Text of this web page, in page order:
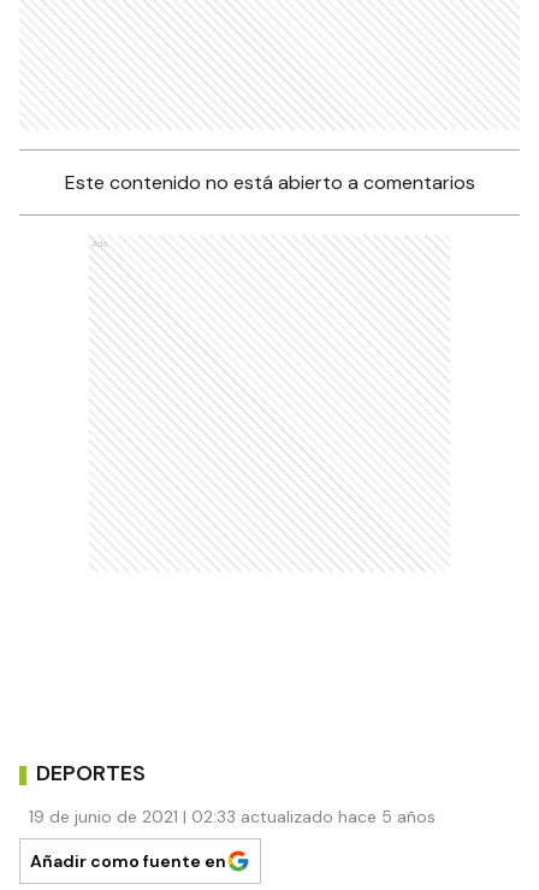
Este contenido no está abierto a comentarios
Ads
DEPORTES
19 de junio de 2021 | 02:33 actualizado hace 5 años
Añadir como fuente en